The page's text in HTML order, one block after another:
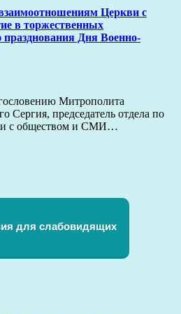
Церкви с
в торжественных
Дня Военно-
Митрополита
Сергия, председатель отдела по
с обществом и СМИ…
для слабовидящих